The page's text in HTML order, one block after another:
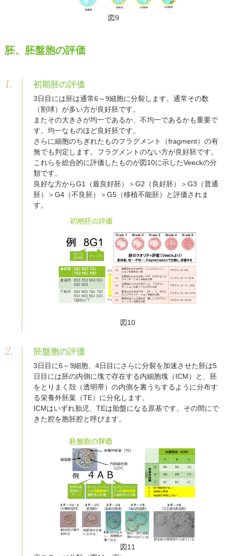
図9
胚、胚盤胞の評価
初期胚の評価
3日目には胚は通常6～9細胞に分裂します。通常その数
（割球）が多い方が良好胚です。
またその大きさが均一であるか、不均一であるかも重要で
す。均一なものほど良好胚です。
さらに細胞のちぎれたものフラグメント（fragment）の有
無でも判定します。フラグメントのない方が良好胚です。
これらを総合的に評価したものが図10に示したVeeckの分
類です。
良好な方からG1（最良好胚）＞G2（良好胚）＞G3（普通
胚）＞G4（不良胚）＞G5（移植不能胚）と評価されま
す。
図10
胚盤胞の評価
3日目に6～9細胞、4日目にさらに分裂を加速させた胚は5
日目には胚の内側に塊で存在する内細胞塊（ICM）と、胚
をとりまく殻（透明帯）の内側を裏うちするように分布す
る栄養外胚葉（TE）に分化します。
ICMはいずれ胎児、TEは胎盤になる原基です。その間にで
きた腔を胞胚腔と呼びます。
図11